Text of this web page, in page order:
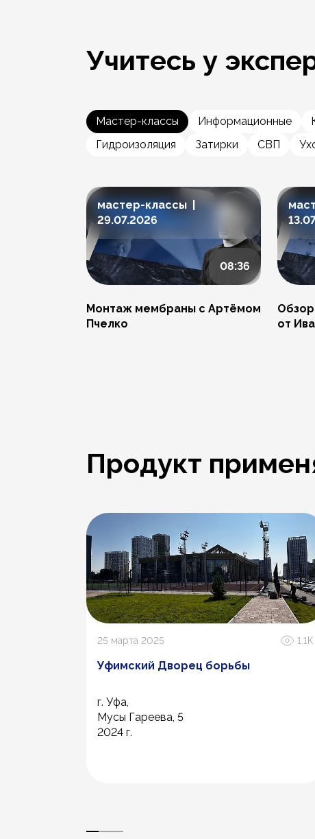
Учитесь у
Мастер-классы Информационные
Гидроизоляция
Затирки СВП
мастер-классы |
29.07.2026
08:36
Монтаж мембраны с Артёмом
Пчелко
Обзор
от
Продукт
25 марта 2025 1.1К
Уфимский Дворец борьбы
г. Уфа,
Мусы Гареева, 5
2024 г.